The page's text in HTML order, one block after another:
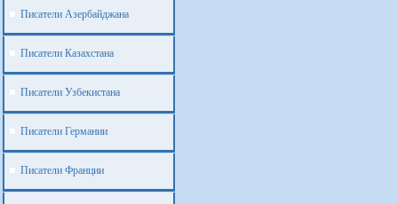
Писатели Азербайджана
Писатели Казахстана
Писатели Узбекистана
Писатели Германии
Писатели Франции